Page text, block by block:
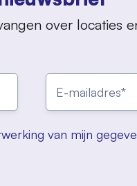
over locaties
van mijn